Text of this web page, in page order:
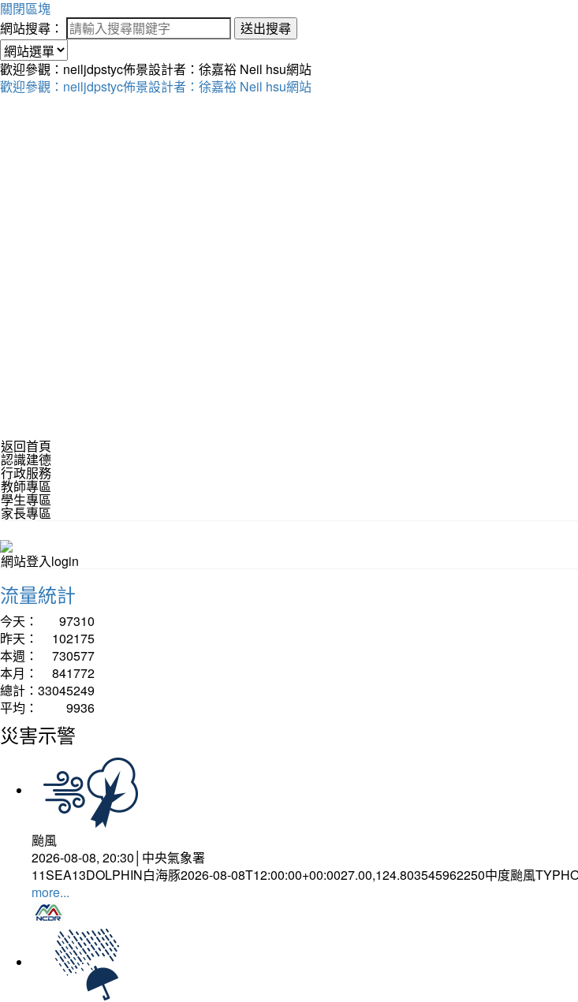
關閉區塊
網站搜尋：
送出搜尋
歡迎參觀：neiljdpstyc佈景設計者：徐嘉裕 Neil hsu網站
歡迎參觀：neiljdpstyc佈景設計者：徐嘉裕 Neil hsu網站
返回首頁
認識建德
行政服務
教師專區
學生專區
家長專區
網站登入login
流量統計
今天：
97310
昨天：
102175
本週：
730577
本月：
841772
總計： 33045249
平均：
9936
災害示警
颱風
2026-08-08, 20:30│中央氣象署
11SEA13DOLPHIN白海豚2026-08-08T12:00:00+00:0027.00,124.803545962250中度颱風
more...